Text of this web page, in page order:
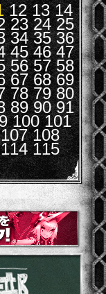
12 13 14
23 24 25
34 35 36
45 46 47
56 57 58
67 68 69
78 79 80
89 90 91
100 101
107 108
114 115